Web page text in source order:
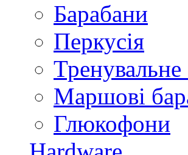
Барабани
Перкусія
Маршові
Глюкофони